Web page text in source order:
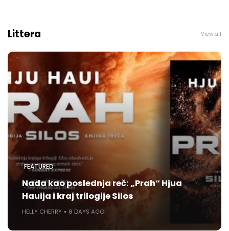
Littera View all
FEATURED
Nada kao poslednja reč: „Prah“ Hjua
Hauija i kraj trilogije Silos
HELLY CHERRY 8 DAYS AGO